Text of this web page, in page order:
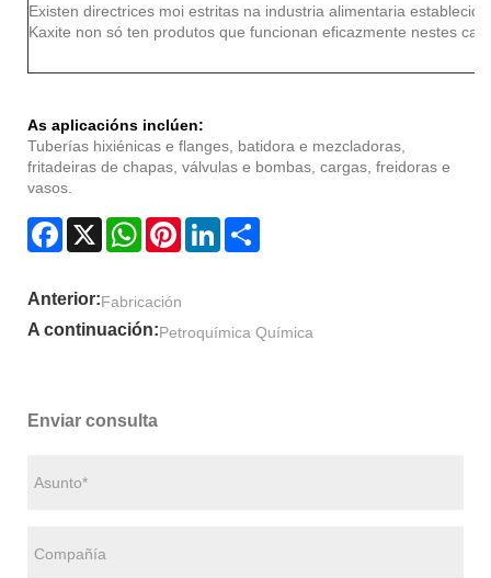
Existen directrices moi estritas na industria alimentaria
Kaxite non só ten produtos que funcionan eficazmente nestes
As aplicacións inclúen:
Tuberías hixiénicas e flanges, batidora e mezcladoras,
fritadeiras de chapas, válvulas e bombas, cargas, freidoras e
vasos.
Facebook
X WhatsAppPinterestLinkedIn
Anterior:Fabricación
A continuación:Petroquímica Química
Enviar consulta